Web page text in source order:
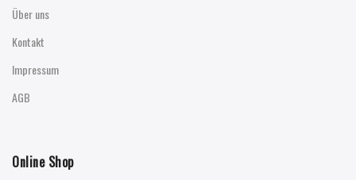
Über uns
Kontakt
Impressum
AGB
Online Shop